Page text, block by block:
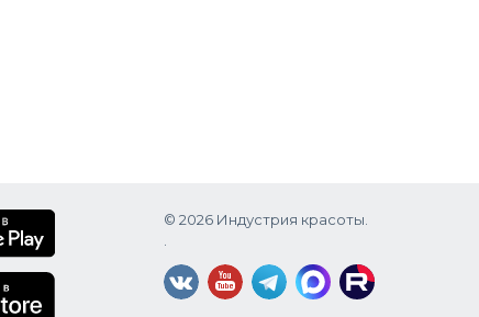
© 2026 Индустрия красоты.